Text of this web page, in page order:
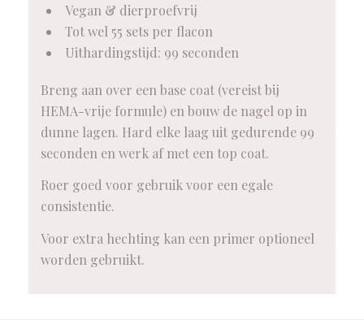
Vegan & dierproefvrij
Tot wel 55 sets per flacon
Uithardingstijd: 99 seconden
Breng aan over een base coat (vereist bij
HEMA-vrije formule) en bouw de nagel op in
dunne lagen. Hard elke laag uit gedurende 99
seconden en werk af met een top coat.
Roer goed voor gebruik voor een egale
consistentie.
Voor extra hechting kan een primer optioneel
worden gebruikt.